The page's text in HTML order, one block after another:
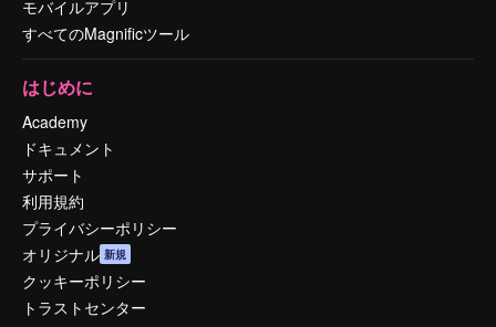
モバイルアプリ
すべてのMagnificツール
はじめに
Academy
ドキュメント
サポート
利用規約
プライバシーポリシー
オリジナル 新規
クッキーポリシー
トラストセンター